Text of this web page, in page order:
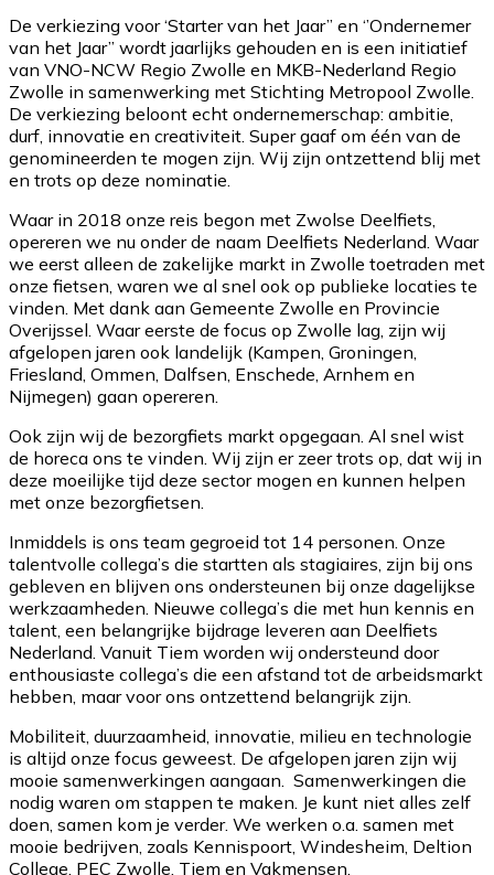
De verkiezing voor ‘Starter van het Jaar’’ en ‘’Ondernemer
van het Jaar’’ wordt jaarlijks gehouden en is een initiatief
van VNO-NCW Regio Zwolle en MKB-Nederland Regio
Zwolle in samenwerking met Stichting Metropool Zwolle.
De verkiezing beloont echt ondernemerschap: ambitie,
durf, innovatie en creativiteit. Super gaaf om één van de
genomineerden te mogen zijn. Wij zijn ontzettend blij met
en trots op deze nominatie.
Waar in 2018 onze reis begon met Zwolse Deelfiets,
opereren we nu onder de naam Deelfiets Nederland. Waar
we eerst alleen de zakelijke markt in Zwolle toetraden met
onze fietsen, waren we al snel ook op publieke locaties te
vinden. Met dank aan Gemeente Zwolle en Provincie
Overijssel. Waar eerste de focus op Zwolle lag, zijn wij
afgelopen jaren ook landelijk (Kampen, Groningen,
Friesland, Ommen, Dalfsen, Enschede, Arnhem en
Nijmegen) gaan opereren.
Ook zijn wij de bezorgfiets markt opgegaan. Al snel wist
de horeca ons te vinden. Wij zijn er zeer trots op, dat wij in
deze moeilijke tijd deze sector mogen en kunnen helpen
met onze bezorgfietsen.
Inmiddels is ons team gegroeid tot 14 personen. Onze
talentvolle collega’s die startten als stagiaires, zijn bij ons
gebleven en blijven ons ondersteunen bij onze dagelijkse
werkzaamheden. Nieuwe collega’s die met hun kennis en
talent, een belangrijke bijdrage leveren aan Deelfiets
Nederland. Vanuit Tiem worden wij ondersteund door
enthousiaste collega’s die een afstand tot de arbeidsmarkt
hebben, maar voor ons ontzettend belangrijk zijn.
Mobiliteit, duurzaamheid, innovatie, milieu en technologie
is altijd onze focus geweest. De afgelopen jaren zijn wij
mooie samenwerkingen aangaan. Samenwerkingen die
nodig waren om stappen te maken. Je kunt niet alles zelf
doen, samen kom je verder. We werken o.a. samen met
mooie bedrijven, zoals Kennispoort, Windesheim, Deltion
College, PEC Zwolle, Tiem en Vakmensen.